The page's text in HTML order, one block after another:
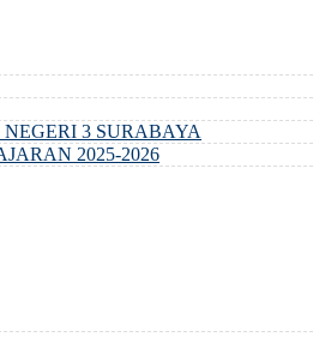
3 SURABAYA
2025-2026